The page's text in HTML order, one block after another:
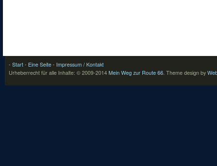
- Start - Eine Seite - Impressum / Kontakt
Urheberrecht für alle Inhalte: © 2009-2014 Mein Weg zur Route 66. Theme design by